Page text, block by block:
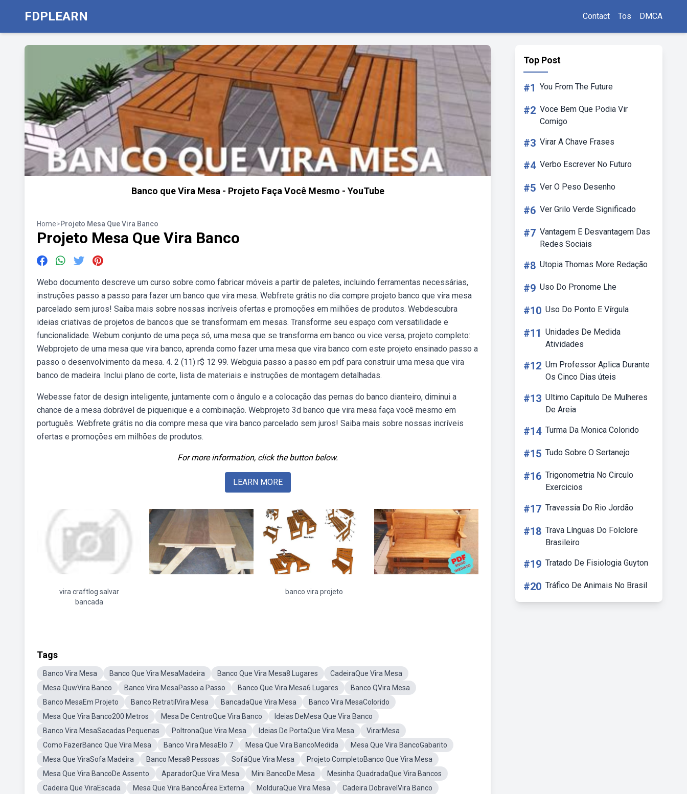
FDPLEARN Contact Tos DMCA
Banco que Vira Mesa - Projeto Faça Você Mesmo - YouTube
Home>Projeto Mesa Que Vira Banco
Projeto Mesa Que Vira Banco
Webo documento descreve um curso sobre como fabricar móveis a partir de paletes, incluindo ferramentas necessárias,
instruções passo a passo para fazer um banco que vira mesa. Webfrete grátis no dia compre projeto banco que vira mesa
parcelado sem juros! Saiba mais sobre nossas incríveis ofertas e promoções em milhões de produtos. Webdescubra
ideias criativas de projetos de bancos que se transformam em mesas. Transforme seu espaço com versatilidade e
funcionalidade. Webum conjunto de uma peça só, uma mesa que se transforma em banco ou vice versa, projeto completo:
Webprojeto de uma mesa que vira banco, aprenda como fazer uma mesa que vira banco com este projeto ensinado passo a
passo o desenvolvimento da mesa. 4. 2 (11) r$ 12 99. Webguia passo a passo em pdf para construir uma mesa que vira
banco de madeira. Inclui plano de corte, lista de materiais e instruções de montagem detalhadas.
Webesse fator de design inteligente, juntamente com o ângulo e a colocação das pernas do banco dianteiro, diminui a
chance de a mesa dobrável de piquenique e a combinação. Webprojeto 3d banco que vira mesa faça você mesmo em
português. Webfrete grátis no dia compre mesa que vira banco parcelado sem juros! Saiba mais sobre nossas incríveis
ofertas e promoções em milhões de produtos.
For more information, click the button below.
LEARN MORE
vira craftlog salvar
bancada
banco vira projeto
Tags
Banco Vira Mesa Banco Que Vira MesaMadeira Banco Que Vira Mesa8 Lugares
CadeiraQue Vira Mesa
Mesa QuwVira Banco
Banco Vira MesaPasso a Passo Banco Que Vira Mesa6 Lugares
Banco QVira Mesa
Banco MesaEm Projeto
Banco RetratilVira Mesa BancadaQue Vira Mesa
Banco Vira MesaColorido
Mesa Que Vira Banco200 Metros
Mesa De CentroQue Vira Banco
Ideias DeMesa Que Vira Banco
Banco Vira MesaSacadas Pequenas
PoltronaQue Vira Mesa Ideias De PortaQue Vira Mesa
VirarMesa
Como FazerBanco Que Vira Mesa
Banco Vira MesaElo 7 Mesa Que Vira BancoMedida
Mesa Que Vira BancoGabarito
Mesa Que ViraSofa Madeira
Banco Mesa8 Pessoas SofáQue Vira Mesa
Projeto CompletoBanco Que Vira Mesa
Mesa Que Vira BancoDe Assento
AparadorQue Vira Mesa Mini BancoDe Mesa
Mesinha QuadradaQue Vira Bancos
Cadeira Que ViraEscada
Mesa Que Vira BancoÁrea Externa MolduraQue Vira Mesa
Cadeira DobravelVira Banco
Top Post
#1 You From The Future
#2 Voce Bem Que Podia Vir
Comigo
#3 Virar A Chave Frases
#4 Verbo Escrever No Futuro
#5 Ver O Peso Desenho
#6 Ver Grilo Verde Significado
#7 Vantagem E Desvantagem Das
Redes Sociais
#8 Utopia Thomas More Redação
#9 Uso Do Pronome Lhe
#10 Uso Do Ponto E Vírgula
#11 Unidades De Medida
Atividades
#12 Um Professor Aplica Durante
Os Cinco Dias úteis
#13 Ultimo Capitulo De Mulheres
De Areia
#14 Turma Da Monica Colorido
#15 Tudo Sobre O Sertanejo
#16 Trigonometria No Circulo
Exercicios
#17 Travessia Do Rio Jordão
#18 Trava Línguas Do Folclore
Brasileiro
#19 Tratado De Fisiologia Guyton
#20 Tráfico De Animais No Brasil